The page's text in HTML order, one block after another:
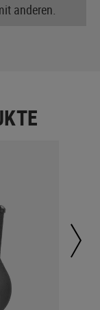
anderen.